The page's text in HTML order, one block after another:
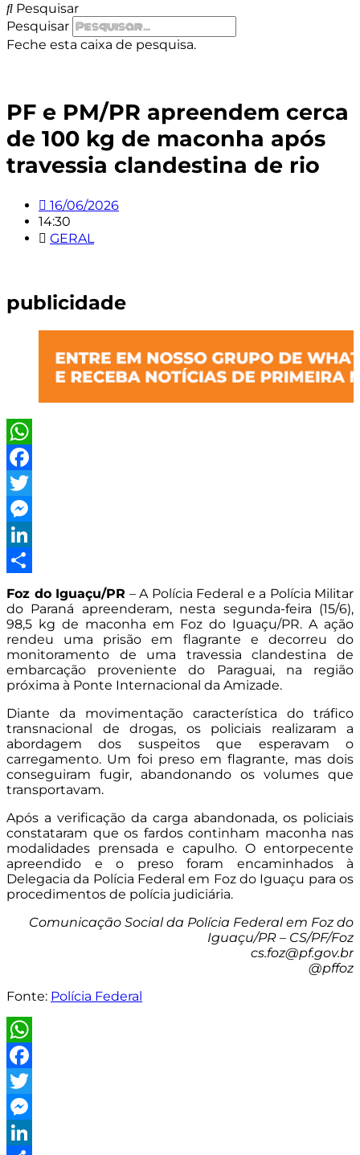
Pesquisar
Pesquisar
Feche esta caixa de pesquisa.
PF e PM/PR apreendem cerca
de 100 kg de maconha após
travessia clandestina de rio
16/06/2026
14:30
GERAL
publicidade
WhatsApp
Facebook
Twitter
Messenger
LinkedIn
Share
Foz do Iguaçu/PR – A Polícia Federal e a Polícia Militar
do Paraná apreenderam, nesta segunda-feira (15/6),
98,5 kg de maconha em Foz do Iguaçu/PR. A ação
rendeu uma prisão em flagrante e decorreu do
monitoramento de uma travessia clandestina de
embarcação proveniente do Paraguai, na região
próxima à Ponte Internacional da Amizade.
Diante da movimentação característica do tráfico
transnacional de drogas, os policiais realizaram a
abordagem dos suspeitos que esperavam o
carregamento. Um foi preso em flagrante, mas dois
conseguiram fugir, abandonando os volumes que
transportavam.
Após a verificação da carga abandonada, os policiais
constataram que os fardos continham maconha nas
modalidades prensada e capulho. O entorpecente
apreendido e o preso foram encaminhados à
Delegacia da Polícia Federal em Foz do Iguaçu para os
procedimentos de polícia judiciária.
Comunicação Social da Polícia Federal em Foz do
Iguaçu/PR – CS/PF/Foz
cs.foz@pf.gov.br
@pffoz
Fonte: Polícia Federal
WhatsApp
Facebook
Twitter
Messenger